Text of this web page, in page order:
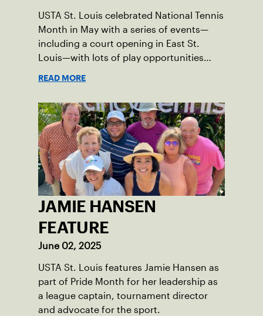
USTA St. Louis celebrated National Tennis
Month in May with a series of events—
including a court opening in East St.
Louis—with lots of play opportunities
READ MORE
JAMIE HANSEN
FEATURE
June 02, 2025
USTA St. Louis features Jamie Hansen as
part of Pride Month for her leadership as
a league captain, tournament director
and advocate for the sport.